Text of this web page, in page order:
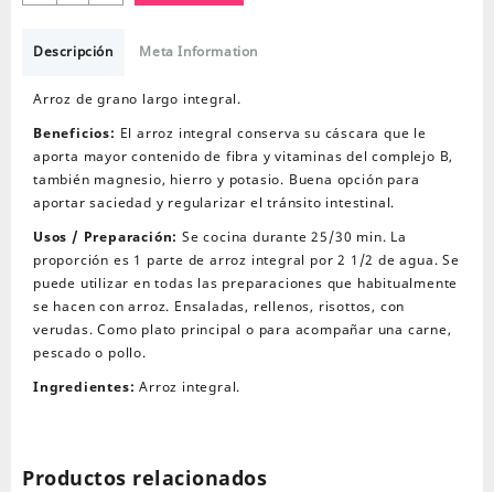
de
largo
x
grs
cantidad
Descripción Meta Information
Arroz de grano largo integral.
Beneficios: El arroz integral conserva su cáscara que le
aporta mayor contenido de fibra y vitaminas del complejo B,
también magnesio, hierro y potasio. Buena opción para
aportar saciedad y regularizar el tránsito intestinal.
Usos / Preparación: Se cocina durante 25/30 min. La
proporción es 1 parte de arroz integral por 2 1/2 de agua. Se
puede utilizar en todas las preparaciones que habitualmente
se hacen con arroz. Ensaladas, rellenos, risottos, con
verudas. Como plato principal o para acompañar una carne,
pescado o pollo.
Ingredientes:Arroz integral.
Productos relacionados